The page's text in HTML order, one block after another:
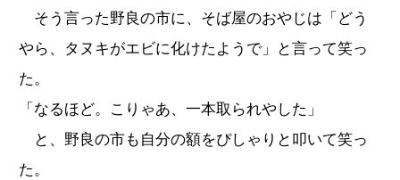
そう言った野良の市に、そば屋のおやじは「どう
やら、タヌキがエビに化けたようで」と言って笑っ
た。
「なるほど。こりゃあ、一本取られやした」
と、野良の市も自分の額をぴしゃりと叩いて笑っ
た。